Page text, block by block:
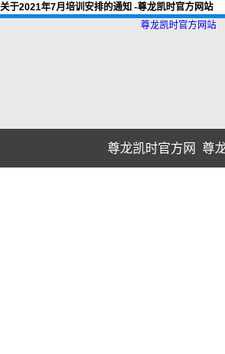
关于2021年7月培训安排的通知 -尊龙凯时官方网站
尊龙凯时官方网站
尊龙凯时官方网 尊